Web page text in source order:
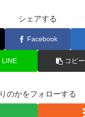
シェアする
Facebook
LINE コピー
りのかをフォローする